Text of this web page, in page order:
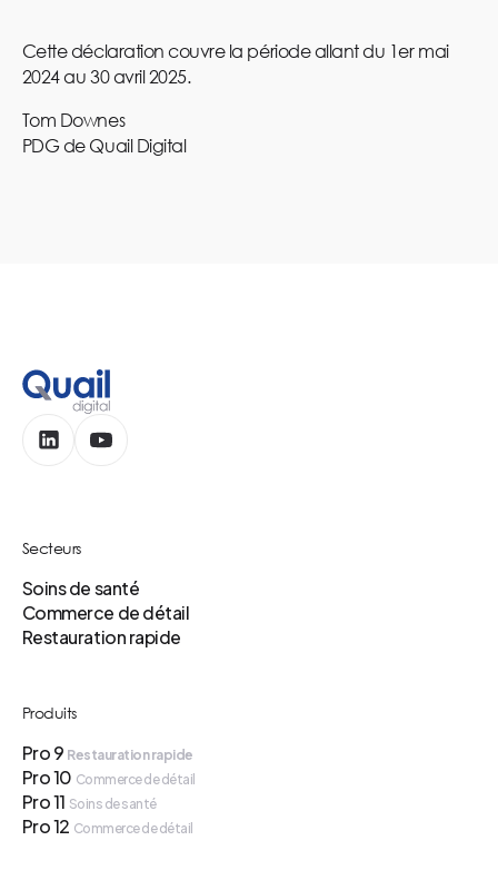
Cette déclaration couvre la période allant du 1er mai
2024 au 30 avril 2025.
Tom Downes
PDG de Quail Digital
Secteurs
Soins de santé
Commerce de détail
Restauration rapide
Produits
Pro 9 Restauration rapide
Pro 10 Commerce de détail
Pro 11 Soins de santé
Pro 12 Commerce de détail